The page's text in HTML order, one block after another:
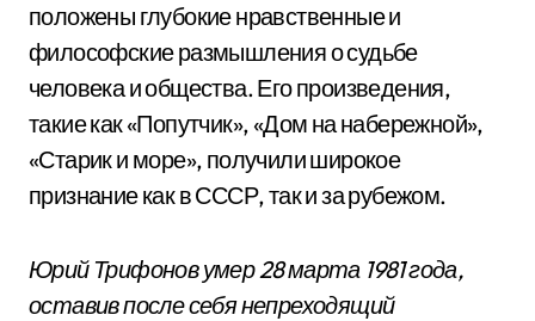
положены глубокие нравственные и
философские размышления о судьбе
человека и общества. Его произведения,
такие как «Попутчик», «Дом на набережной»,
«Старик и море», получили широкое
признание как в СССР, так и за рубежом.
Юрий Трифонов умер 28 марта 1981 года,
оставив после себя непреходящий